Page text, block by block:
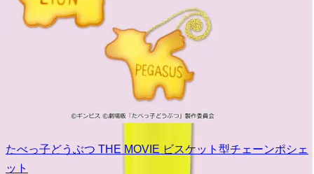
たべっ子どうぶつ THE MOVIE ビスケット型チェーンポシェ
ット